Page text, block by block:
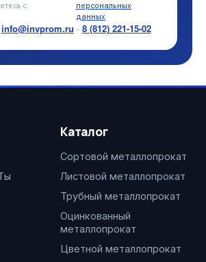
с
персональных
данных
info@invprom.ru · 8 (812) 221-15-02
Каталог
Сортовой металлопрокат
Листовой металлопрокат
Трубный металлопрокат
Оцинкованный
металлопрокат
Цветной металлопрокат